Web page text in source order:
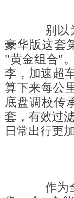
别以为
豪华版这套
"黄金组合"
李，加速超
算下来每公
底盘调校传
套，有效过
日常出行更
作为全